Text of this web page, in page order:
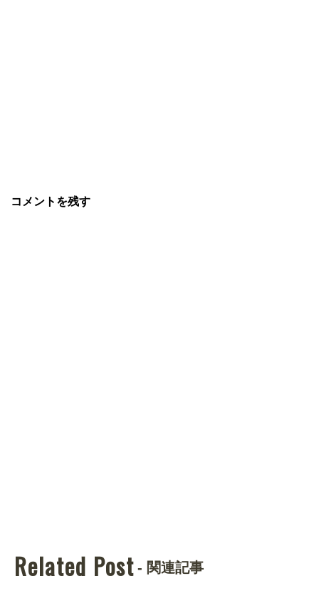
コメントを残す
Related Post - 関連記事